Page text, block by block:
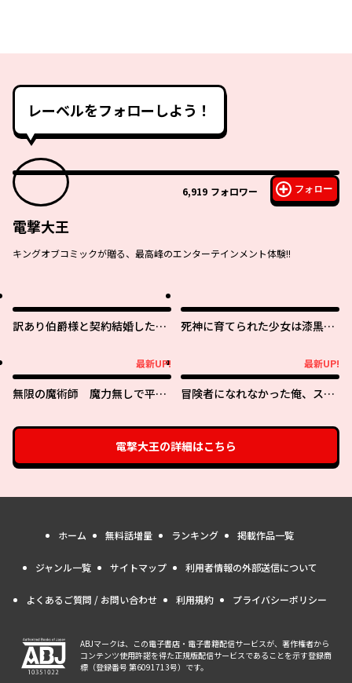
レーベルをフォローしよう！
6,919 フォロワー フォロー
電撃大王
キングオブコミックが贈る、最高峰のエンターテインメント体験!!
訳あり伯爵様と契約結婚した
死神に育てられた少女は漆黒の
最新UP!
無限の魔術師 魔力無しで平民
の魔力持ち。
最新UP!
冒険者になれなかった俺、スキ
の子を人助け!?
電撃大王の詳細はこちら
ホーム 無料話増量 ランキング 掲載作品一覧
ジャンル一覧 サイトマップ 利用者情報の外部送信について
よくあるご質問 / お問い合わせ 利用規約 プライバシーポリシー
ABJマークは、この電子書店・電子書籍配信サービスが、著作権者から
コンテンツ使用許諾を得た正規版配信サービスであることを示す登録商
標（登録番号 第6091713号）です。